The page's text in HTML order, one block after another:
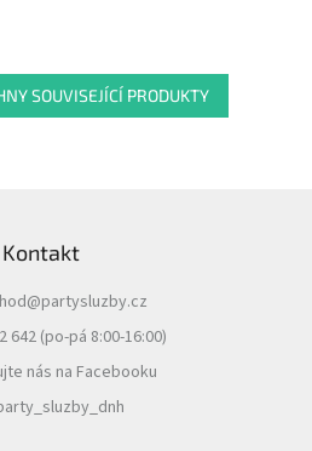
SOUVISEJÍCÍ PRODUKTY
Kontakt
@partysluzby.cz
642 (po-pá 8:00-16:00)
nás na Facebooku